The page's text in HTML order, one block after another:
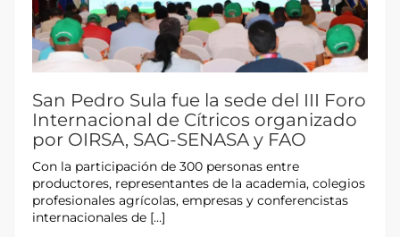
San Pedro Sula fue la sede del III Foro
Internacional de Cítricos organizado
por OIRSA, SAG-SENASA y FAO
Con la participación de 300 personas entre
productores, representantes de la academia, colegios
profesionales agrícolas, empresas y conferencistas
internacionales de […]